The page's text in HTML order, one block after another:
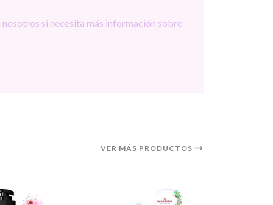
nosotros si necesita más información sobre
VER MÁS PRODUCTOS